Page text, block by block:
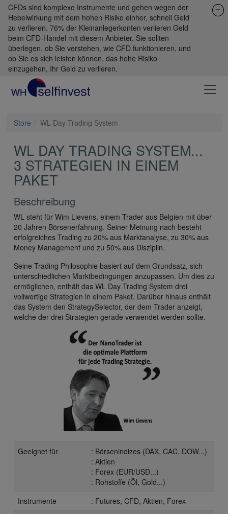
CFDs sind komplexe Instrumente und gehen wegen der
Hebelwirkung mit dem hohen Risiko einher, schnell Geld
zu verlieren. 76% der Kleinanlegerkonten verlieren Geld
beim CFD-Handel mit diesem Anbieter. Sie sollten
überlegen, ob Sie verstehen, wie CFD funktionieren, und
ob Sie es sich leisten können, das hohe Risiko
einzugehen, Ihr Geld zu verlieren.
Store WL Day Trading System
WL DAY TRADING SYSTEM...
3 STRATEGIEN IN EINEM
PAKET
Beschreibung
WL steht für Wim Lievens, einem Trader aus Belgien mit über
20 Jahren Börsenerfahrung. Seiner Meinung nach besteht
erfolgreiches Trading zu 20% aus Marktanalyse, zu 30% aus
Money Management und zu 50% aus Disziplin.
Seine Trading Philosophie basiert auf dem Grundsatz, sich
unterschiedlichen Marktbedingungen anzupassen. Um dies zu
ermöglichen, enthält das WL Day Trading System drei
vollwertige Strategien in einem Paket. Darüber hinaus enthält
das System den StrategySelector, der dem Trader anzeigt,
welche der drei Strategien gerade verwendet werden sollte.
Geeignet für
: Börsenindizes (DAX, CAC, DOW...)
: Aktien
: Forex (EUR/USD...)
: Rohstoffe (Öl, Gold...)
Instrumente
: Futures, CFD, Aktien, Forex